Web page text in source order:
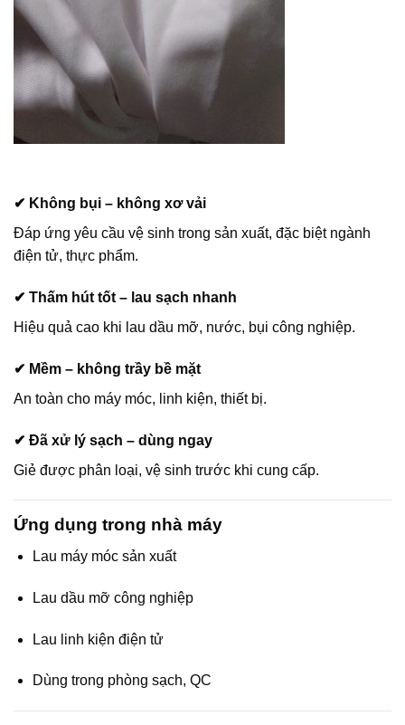
✔ Không bụi – không xơ vải
Đáp ứng yêu cầu vệ sinh trong sản xuất, đặc biệt ngành
điện tử, thực phẩm.
✔ Thấm hút tốt – lau sạch nhanh
Hiệu quả cao khi lau dầu mỡ, nước, bụi công nghiệp.
✔ Mềm – không trầy bề mặt
An toàn cho máy móc, linh kiện, thiết bị.
✔ Đã xử lý sạch – dùng ngay
Giẻ được phân loại, vệ sinh trước khi cung cấp.
Ứng dụng trong nhà máy
Lau máy móc sản xuất
Lau dầu mỡ công nghiệp
Lau linh kiện điện tử
Dùng trong phòng sạch, QC